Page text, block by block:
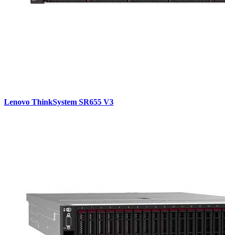
Lenovo ThinkSystem SR655 V3